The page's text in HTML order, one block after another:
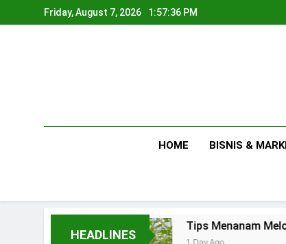
to
Friday, August 7, 2026 1:57:37 PM
HOME BISNIS &
HEADLINES
Tips Menanam Melon Premium di